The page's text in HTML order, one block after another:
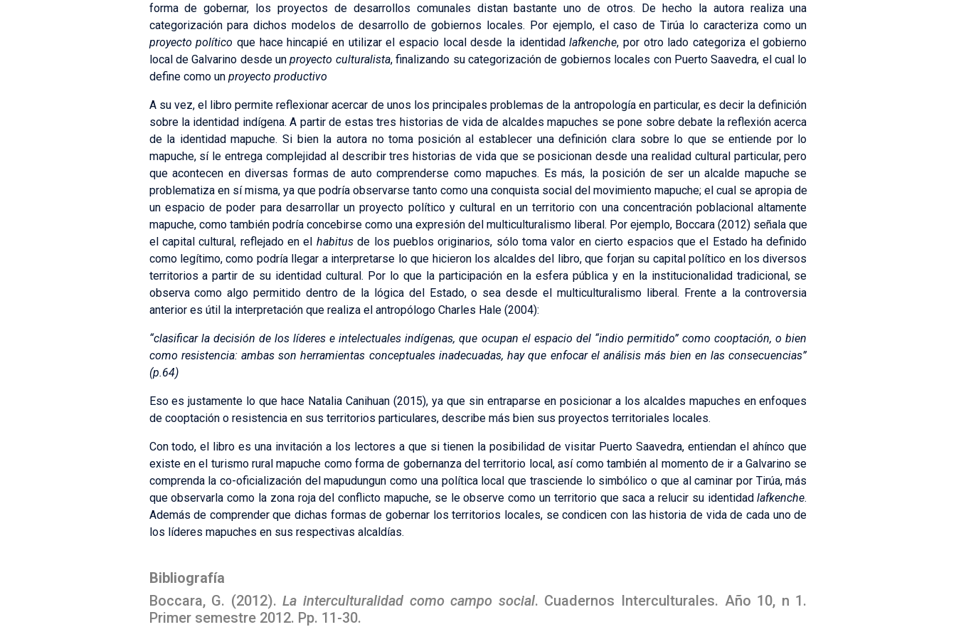
forma de gobernar, los proyectos de desarrollos comunales distan bastante uno de otros. De hecho la autora realiza una
categorización para dichos modelos de desarrollo de gobiernos locales. Por ejemplo, el caso de Tirúa lo caracteriza como un
proyecto político que hace hincapié en utilizar el espacio local desde la identidadlafkenche, por otro lado categoriza el gobierno
local de Galvarino desde unproyecto culturalista, finalizando su categorización de gobiernos locales con Puerto Saavedra, el cual lo
define como un proyecto productivo
A su vez, el libro permite reflexionar acercar de unos los principales problemas de la antropología en particular, es decir la definición
sobre la identidad indígena. A partir de estas tres historias de vida de alcaldes mapuches se pone sobre debate la reflexión acerca
de la identidad mapuche. Si bien la autora no toma posición al establecer una definición clara sobre lo que se entiende por lo
mapuche, sí le entrega complejidad al describir tres historias de vida que se posicionan desde una realidad cultural particular, pero
que acontecen en diversas formas de auto comprenderse como mapuches. Es más, la posición de ser un alcalde mapuche se
problematiza en sí misma, ya que podría observarse tanto como una conquista social del movimiento mapuche; el cual se apropia de
un espacio de poder para desarrollar un proyecto político y cultural en un territorio con una concentración poblacional altamente
mapuche, como también podría concebirse como una expresión del multiculturalismo liberal. Por ejemplo, Boccara (2012) señala que
el capital cultural, reflejado en el habitusde los pueblos originarios, sólo toma valor en cierto espacios que el Estado ha definido
como legítimo, como podría llegar a interpretarse lo que hicieron los alcaldes del libro, que forjan su capital político en los diversos
territorios a partir de su identidad cultural. Por lo que la participación en la esfera pública y en la institucionalidad tradicional, se
observa como algo permitido dentro de la lógica del Estado, o sea desde el multiculturalismo liberal. Frente a la controversia
anterior es útil la interpretación que realiza el antropólogo Charles Hale (2004):
“clasificar la decisión de los líderes e intelectuales indígenas, que ocupan el espacio del “indio permitido” como cooptación, o bien
como resistencia: ambas son herramientas conceptuales inadecuadas, hay que enfocar el análisis más bien en las consecuencias”
(p.64)
Eso es justamente lo que hace Natalia Canihuan (2015), ya que sin entraparse en posicionar a los alcaldes mapuches en enfoques
de cooptación o resistencia en sus territorios particulares, describe más bien sus proyectos territoriales locales.
Con todo, el libro es una invitación a los lectores a que si tienen la posibilidad de visitar Puerto Saavedra, entiendan el ahínco que
existe en el turismo rural mapuche como forma de gobernanza del territorio local, así como también al momento de ir a Galvarino se
comprenda la co-oficialización del mapudungun como una política local que trasciende lo simbólico o que al caminar por Tirúa, más
que observarla como la zona roja del conflicto mapuche, se le observe como un territorio que saca a relucir su identidadlafkenche.
Además de comprender que dichas formas de gobernar los territorios locales, se condicen con las historia de vida de cada uno de
los líderes mapuches en sus respectivas alcaldías.
Bibliografía
Boccara, G. (2012).La interculturalidad como campo social. Cuadernos Interculturales. Año 10, n 1.
Primer semestre 2012. Pp. 11-30.